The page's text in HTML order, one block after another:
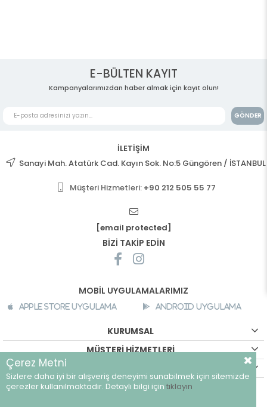
E-BÜLTEN KAYIT
Kampanyalarımızdan haber almak için kayıt olun!
GÖNDER
İLETİŞİM
Sanayi Mah. Atatürk Cad. Kayın Sok. No:5 Güngören / İSTANBUL
Müşteri Hizmetleri: +90 212 505 55 77
[email protected]
BİZİ TAKİP EDİN
MOBİL UYGULAMALARIMIZ
Apple Store Uygulama Android Uygulama
KURUMSAL
MÜŞTERİ HİZMETLERİ
©breeze.com.tr - Tüm hakları saklıdır.
Çerez Metni
Sizlere daha iyi bir alışveriş deneyimi sunabilmek için sitemizde
çerezler kullanılmaktadır. Detaylı bilgi için tıklayın